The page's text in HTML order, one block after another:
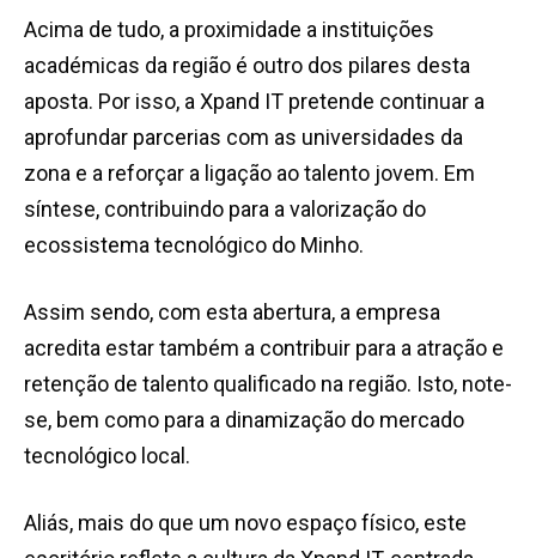
Acima de tudo, a proximidade a instituições
académicas da região é outro dos pilares desta
aposta. Por isso, a Xpand IT pretende continuar a
aprofundar parcerias com as universidades da
zona e a reforçar a ligação ao talento jovem. Em
síntese, contribuindo para a valorização do
ecossistema tecnológico do Minho.
Assim sendo, com esta abertura, a empresa
acredita estar também a contribuir para a atração e
retenção de talento qualificado na região. Isto, note-
se, bem como para a dinamização do mercado
tecnológico local.
Aliás, mais do que um novo espaço físico, este